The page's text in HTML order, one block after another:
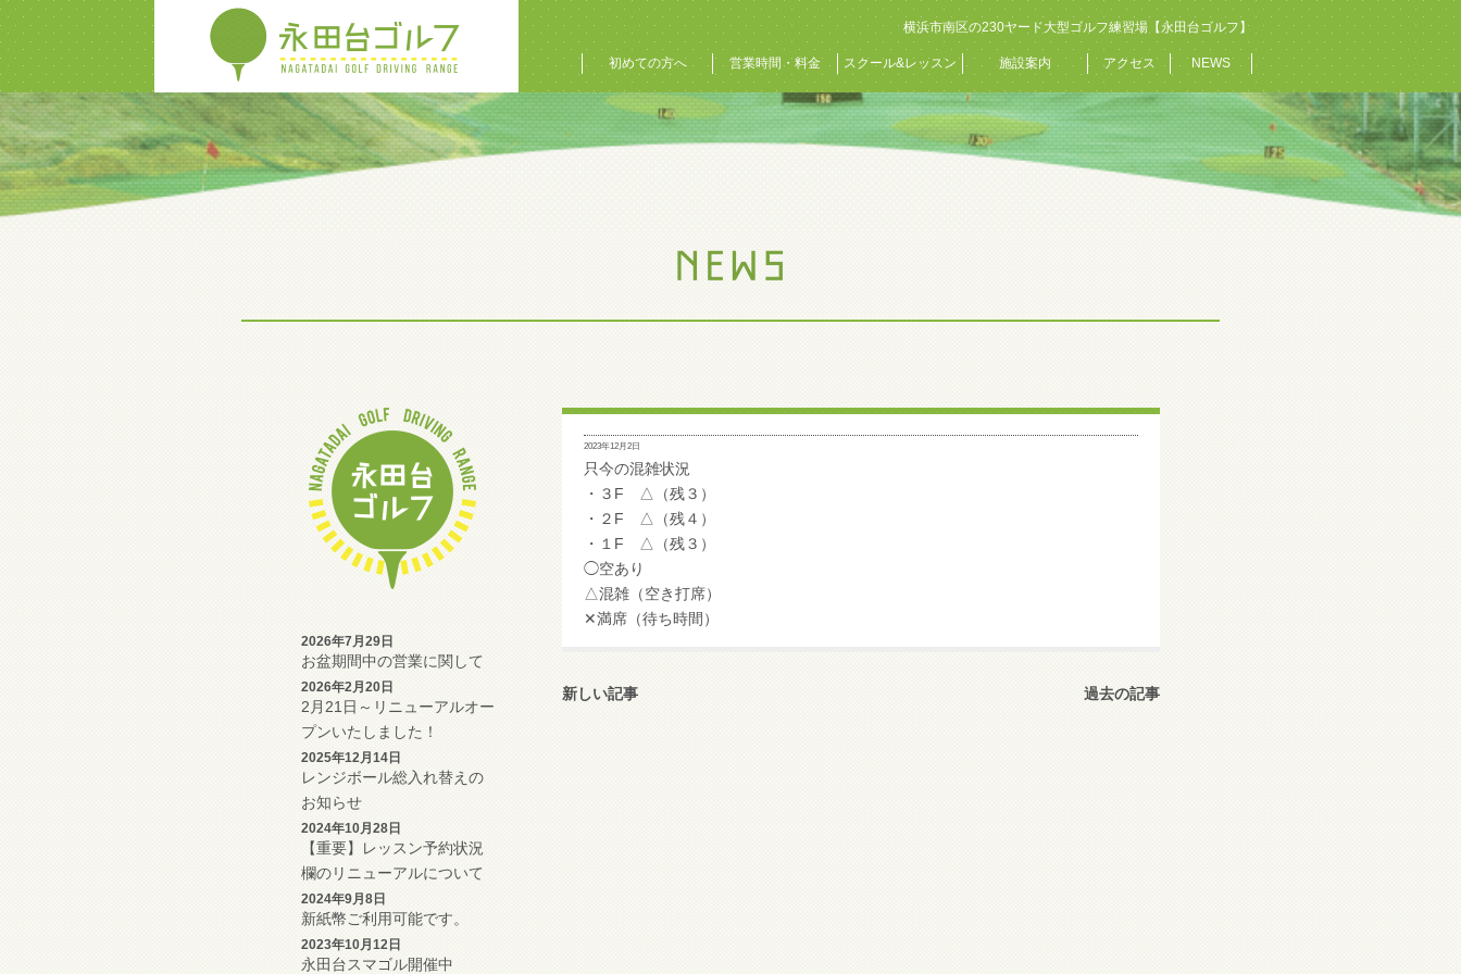
横浜市南区の230ヤード大型ゴルフ練習場【永田台ゴルフ】
初めての方へ 営業時間・料金 スクール&レッスン 施設案内 アクセス NEWS
2026年7月29日
お盆期間中の営業に関して
2026年2月20日
2月21日～リニューアルオー
プンいたしました！
2025年12月14日
レンジボール総入れ替えの
お知らせ
2024年10月28日
【重要】レッスン予約状況
欄のリニューアルについて
2024年9月8日
新紙幣ご利用可能です。
2023年10月12日
永田台スマゴル開催中
2023年12月2日
只今の混雑状況
・３F △（残３）
・２F △（残４）
・１F △（残３）
◯空あり
△混雑（空き打席）
✕満席（待ち時間）
新しい記事 過去の記事